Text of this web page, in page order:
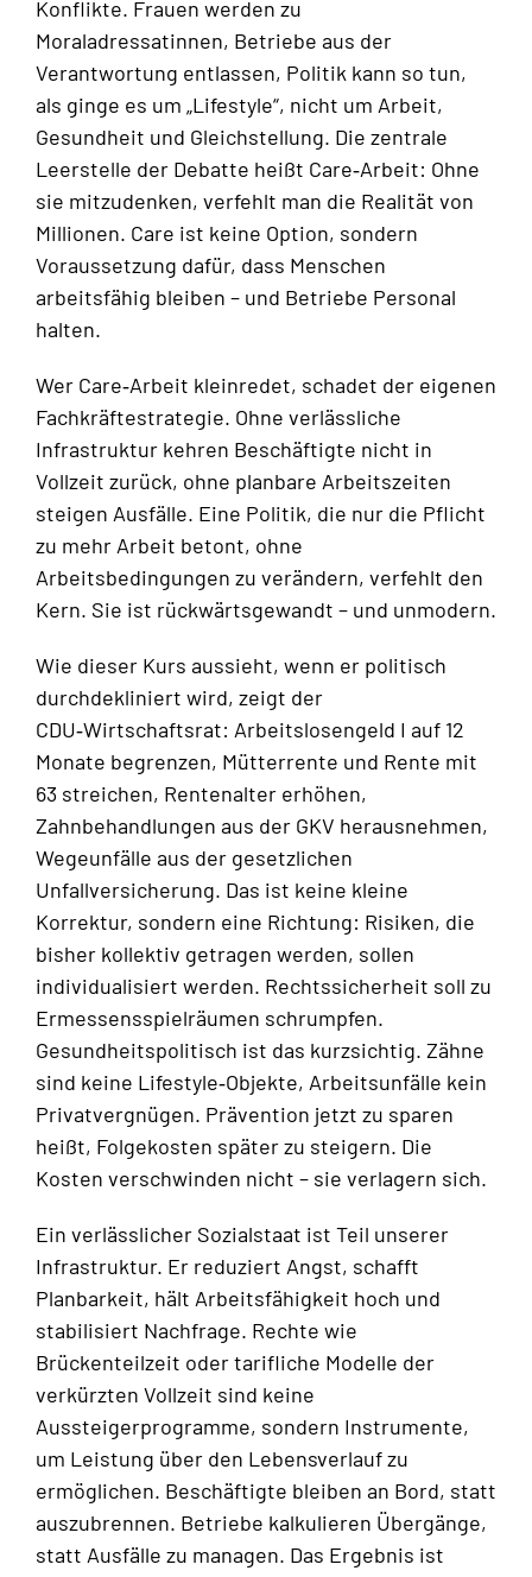
Konflikte. Frauen werden zu
Moraladressatinnen, Betriebe aus der
Verantwortung entlassen, Politik kann so tun,
als ginge es um „Lifestyle“, nicht um Arbeit,
Gesundheit und Gleichstellung. Die zentrale
Leerstelle der Debatte heißt Care‑Arbeit: Ohne
sie mitzudenken, verfehlt man die Realität von
Millionen. Care ist keine Option, sondern
Voraussetzung dafür, dass Menschen
arbeitsfähig bleiben – und Betriebe Personal
halten.
Wer Care‑Arbeit kleinredet, schadet der eigenen
Fachkräftestrategie. Ohne verlässliche
Infrastruktur kehren Beschäftigte nicht in
Vollzeit zurück, ohne planbare Arbeitszeiten
steigen Ausfälle. Eine Politik, die nur die Pflicht
zu mehr Arbeit betont, ohne
Arbeitsbedingungen zu verändern, verfehlt den
Kern. Sie ist rückwärtsgewandt – und unmodern.
Wie dieser Kurs aussieht, wenn er politisch
durchdekliniert wird, zeigt der
CDU‑Wirtschaftsrat: Arbeitslosengeld I auf 12
Monate begrenzen, Mütterrente und Rente mit
63 streichen, Rentenalter erhöhen,
Zahnbehandlungen aus der GKV herausnehmen,
Wegeunfälle aus der gesetzlichen
Unfallversicherung. Das ist keine kleine
Korrektur, sondern eine Richtung: Risiken, die
bisher kollektiv getragen werden, sollen
individualisiert werden. Rechtssicherheit soll zu
Ermessensspielräumen schrumpfen.
Gesundheitspolitisch ist das kurzsichtig. Zähne
sind keine Lifestyle‑Objekte, Arbeitsunfälle kein
Privatvergnügen. Prävention jetzt zu sparen
heißt, Folgekosten später zu steigern. Die
Kosten verschwinden nicht – sie verlagern sich.
Ein verlässlicher Sozialstaat ist Teil unserer
Infrastruktur. Er reduziert Angst, schafft
Planbarkeit, hält Arbeitsfähigkeit hoch und
stabilisiert Nachfrage. Rechte wie
Brückenteilzeit oder tarifliche Modelle der
verkürzten Vollzeit sind keine
Aussteigerprogramme, sondern Instrumente,
um Leistung über den Lebensverlauf zu
ermöglichen. Beschäftigte bleiben an Bord, statt
auszubrennen. Betriebe kalkulieren Übergänge,
statt Ausfälle zu managen. Das Ergebnis ist